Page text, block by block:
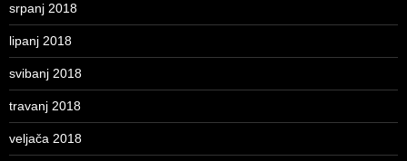
srpanj 2018
lipanj 2018
svibanj 2018
travanj 2018
veljača 2018